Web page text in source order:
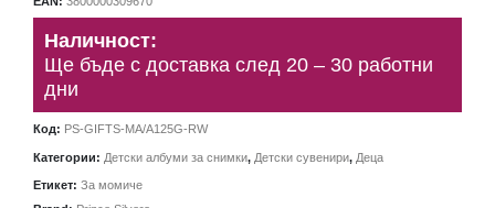
Наличност:
Ще бъде с доставка след 20 – 30 работни
дни
Код: PS-GIFTS-MA/A125G-RW
Категории: Детски албуми за снимки, Детски сувенири, Деца
Етикет: За момиче